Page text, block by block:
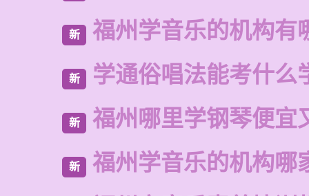
新 福州学音乐的机构有
新 学通俗唱法能考什么
新 福州哪里学钢琴便宜
新 福州学音乐的机构哪